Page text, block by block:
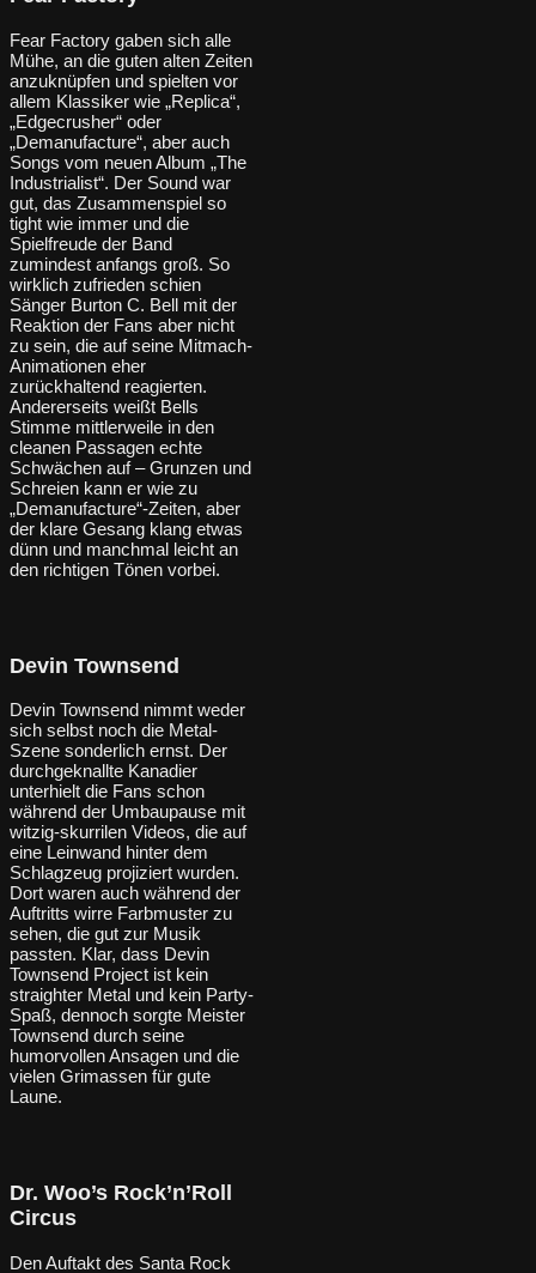
Fear Factory gaben sich alle
Mühe, an die guten alten Zeiten
anzuknüpfen und spielten vor
allem Klassiker wie „Replica“,
„Edgecrusher“ oder
„Demanufacture“, aber auch
Songs vom neuen Album „The
Industrialist“. Der Sound war
gut, das Zusammenspiel so
tight wie immer und die
Spielfreude der Band
zumindest anfangs groß. So
wirklich zufrieden schien
Sänger Burton C. Bell mit der
Reaktion der Fans aber nicht
zu sein, die auf seine Mitmach-
Animationen eher
zurückhaltend reagierten.
Andererseits weißt Bells
Stimme mittlerweile in den
cleanen Passagen echte
Schwächen auf – Grunzen und
Schreien kann er wie zu
„Demanufacture“-Zeiten, aber
der klare Gesang klang etwas
dünn und manchmal leicht an
den richtigen Tönen vorbei.
Devin Townsend
Devin Townsend nimmt weder
sich selbst noch die Metal-
Szene sonderlich ernst. Der
durchgeknallte Kanadier
unterhielt die Fans schon
während der Umbaupause mit
witzig-skurrilen Videos, die auf
eine Leinwand hinter dem
Schlagzeug projiziert wurden.
Dort waren auch während der
Auftritts wirre Farbmuster zu
sehen, die gut zur Musik
passten. Klar, dass Devin
Townsend Project ist kein
straighter Metal und kein Party-
Spaß, dennoch sorgte Meister
Townsend durch seine
humorvollen Ansagen und die
vielen Grimassen für gute
Laune.
Dr. Woo’s Rock’n’Roll
Circus
Den Auftakt des Santa Rock